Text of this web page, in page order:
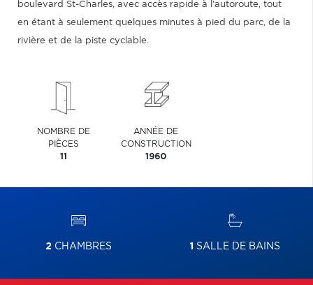
boulevard St-Charles, avec accès rapide à l'autoroute, tout
en étant à seulement quelques minutes à pied du parc, de la
rivière et de la piste cyclable.
NOMBRE DE
PIÈCES
11
ANNÉE DE
CONSTRUCTION
1960
2CHAMBRES 1 SALLE DE BAINS